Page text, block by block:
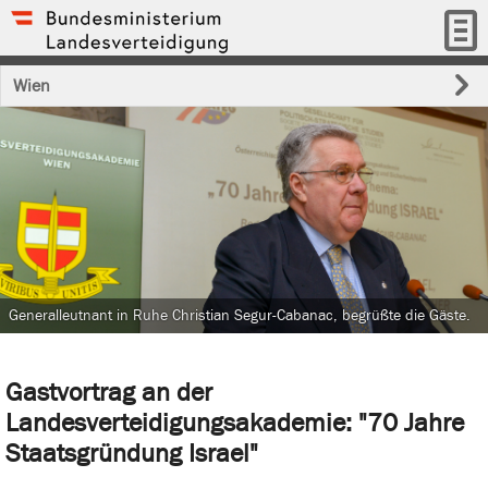
Wien
Gastvortrag an der
Landesverteidigungsakademie: "70 Jahre
Staatsgründung Israel"
Generalleutnant in Ruhe Christian Segur-Cabanac, begrüßte die Gäste.